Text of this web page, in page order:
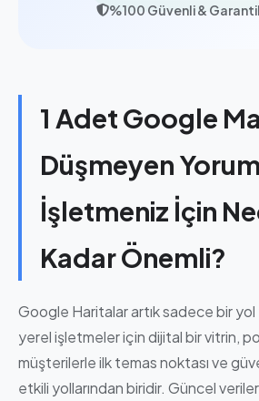
%100 Güvenli &
1 Adet Google
Düşmeyen
İşletmeniz İçin
Kadar Önemli?
Google Haritalar artık sadece bir yol
yerel işletmeler için dijital bir vitrin,
müşterilerle ilk temas noktası ve
etkili yollarından biridir. Güncel